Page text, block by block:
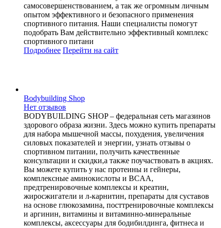
самосовершенствованием, а так же огромным личным
опытом эффективного и безопасного применения
спортивного питания. Наши специалисты помогут
подобрать Вам действительно эффективный комплекс
спортивного питани
Подробнее Перейти на сайт
Bodybuilding Shop
Нет отзывов
BODYBUILDING SHOP – федеральная сеть магазинов
здорового образа жизни. Здесь можно купить препараты
для набора мышечной массы, похудения, увеличения
силовых показателей и энергии, узнать отзывы о
спортивном питании, получить качественные
консультации и скидки,а также поучаствовать в акциях.
Вы можете купить у нас протеины и гейнеры,
комплексные аминокислоты и BCAA,
предтренировочные комплексы и креатин,
жиросжигатели и л-карнитин, препараты для суставов
на основе глюкозамина, посттренировочные комплексы
и аргинин, витамины и витаминно-минеральные
комплексы, аксессуары для бодибилдинга, фитнеса и